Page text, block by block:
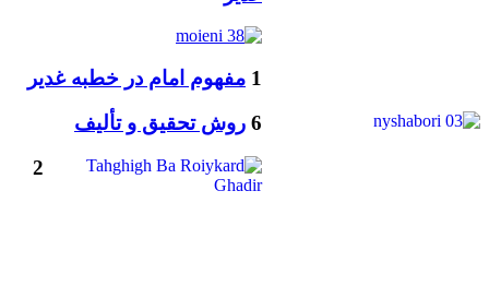
1 مفهوم امام در خطبه غدیر
6 روش تحقیق و تألیف
2